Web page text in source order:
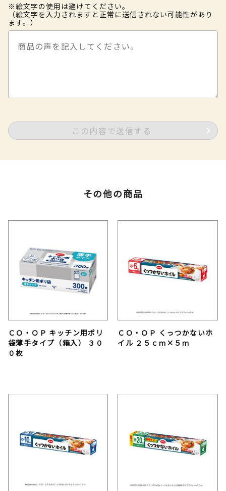
※絵文字の使用は避けてください。
（絵文字を入力されますと正常に送信されない可能性があり
ます。）
この内容で送信する
その他の商品
ＣＯ・ＯＰ キッチン用ポリ
袋薄手タイプ（箱入） ３０
０枚
ＣＯ・ＯＰ くっつかないホ
イル ２５ｃｍ×５ｍ